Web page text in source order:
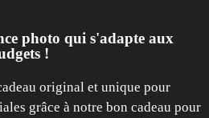
photo qui s'adapte aux
!
original et unique pour
grâce à notre bon cadeau pour